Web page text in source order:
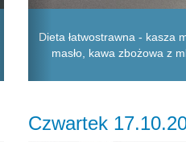
Dieta łatwostrawna - kasza
masło, kawa zbożowa z
Czwartek